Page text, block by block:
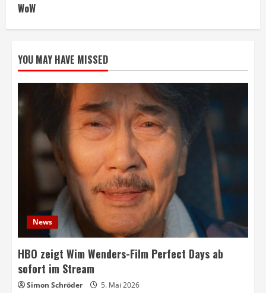
WoW
YOU MAY HAVE MISSED
News
HBO zeigt Wim Wenders-Film Perfect Days ab
sofort im Stream
Simon Schröder 5. Mai 2026